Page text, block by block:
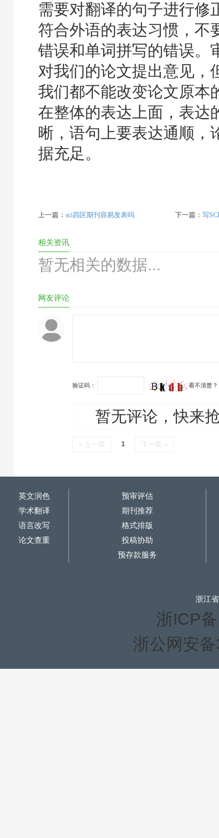
需要对翻译的句子进行修
符合外语的表达习惯，不
错误和单词拼写的错误。
对我们的论文提出意见，
我们都不能改变论文原本
在整体的表达上面，表达
晰，语句上要表达通顺，
据充足。
上一篇： sci四区期刊容易发表吗 下一篇： 写
相关资讯
暂无相关的数据...
网友评论
验证码： 看不清楚？
暂无评论，快来
« 上一页 1 下一页 »
英文润色
学术翻译
语言改写
论文查重
预审评估
期刊推荐
格式排版
投稿协助
预存款服务
浙江
浙ICP
浙公网安